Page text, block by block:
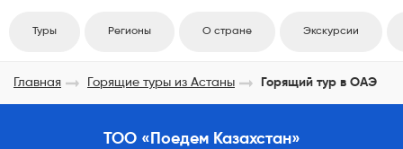
Туры Регионы О стране Экскурсии
Главная Горящие туры из Астаны Горящий тур в ОАЭ
ТОО «Поедем Казахстан»